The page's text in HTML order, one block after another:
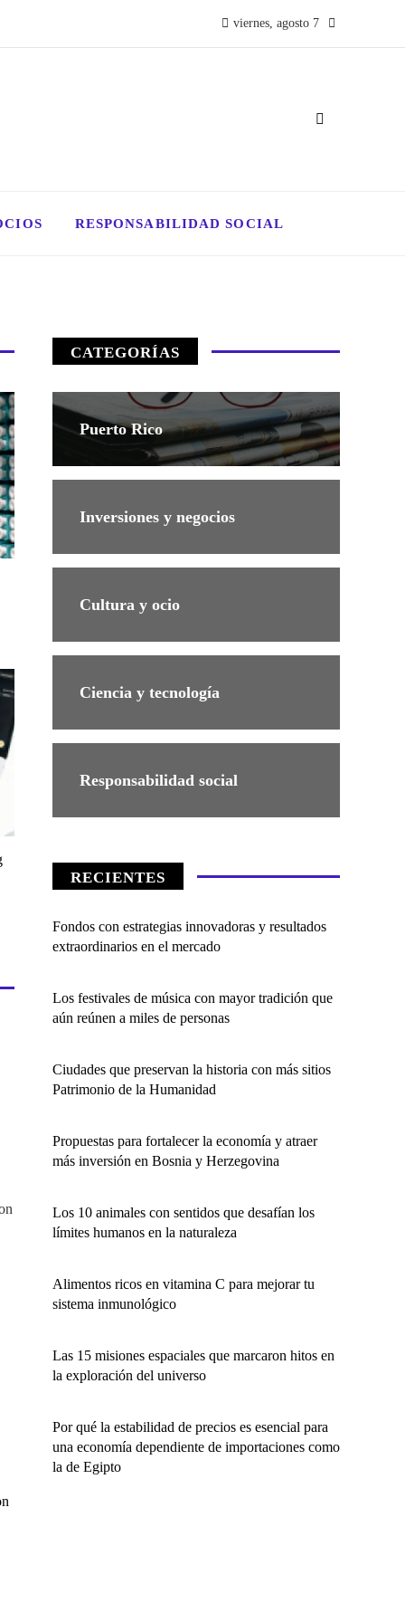
viernes, agosto 7
RESPONSABILIDAD SOCIAL
CATEGORÍAS
Puerto Rico
Inversiones y negocios
Cultura y ocio
Ciencia y tecnología
Responsabilidad social
RECIENTES
Fondos con estrategias innovadoras y resultados
extraordinarios en el mercado
Los festivales de música con mayor tradición que
aún reúnen a miles de personas
Ciudades que preservan la historia con más sitios
Patrimonio de la Humanidad
Propuestas para fortalecer la economía y atraer
más inversión en Bosnia y Herzegovina
Los 10 animales con sentidos que desafían los
límites humanos en la naturaleza
Alimentos ricos en vitamina C para mejorar tu
sistema inmunológico
Las 15 misiones espaciales que marcaron hitos en
la exploración del universo
Por qué la estabilidad de precios es esencial para
una economía dependiente de importaciones como
la de Egipto